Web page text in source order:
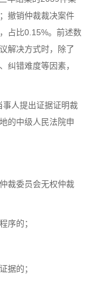
撤销仲裁裁决案件
占比0.15%。前述数
解决方式时，除了
纠错难度等因素，
人提出证据证明裁
的中级人民法院申
裁委员会无权仲裁
序的；
据的；